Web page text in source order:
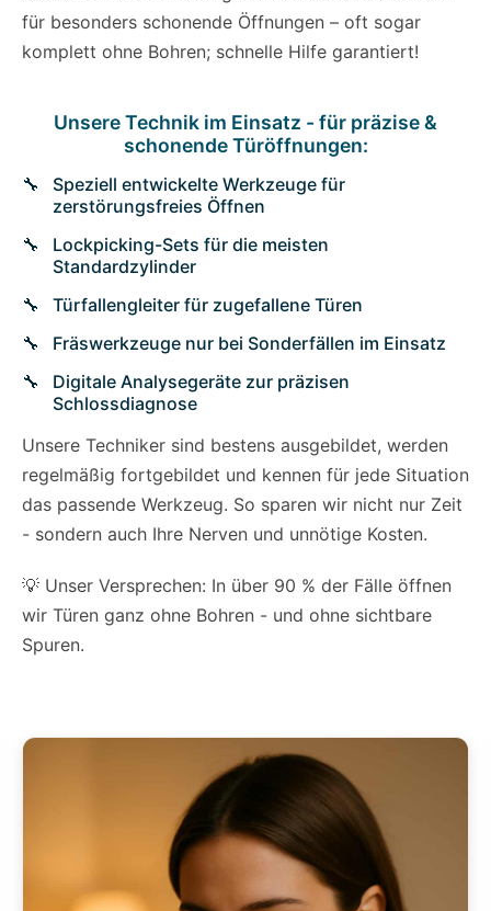
für besonders schonende Öffnungen – oft sogar
komplett ohne Bohren; schnelle Hilfe garantiert!
Unsere Technik im Einsatz - für präzise &
schonende Türöffnungen:
Speziell entwickelte Werkzeuge für
zerstörungsfreies Öffnen
Lockpicking-Sets für die meisten
Standardzylinder
Türfallengleiter für zugefallene Türen
Fräswerkzeuge nur bei Sonderfällen im Einsatz
Digitale Analysegeräte zur präzisen
Schlossdiagnose
Unsere Techniker sind bestens ausgebildet, werden
regelmäßig fortgebildet und kennen für jede Situation
das passende Werkzeug. So sparen wir nicht nur Zeit
- sondern auch Ihre Nerven und unnötige Kosten.
💡 Unser Versprechen: In über 90 % der Fälle öffnen
wir Türen ganz ohne Bohren - und ohne sichtbare
Spuren.